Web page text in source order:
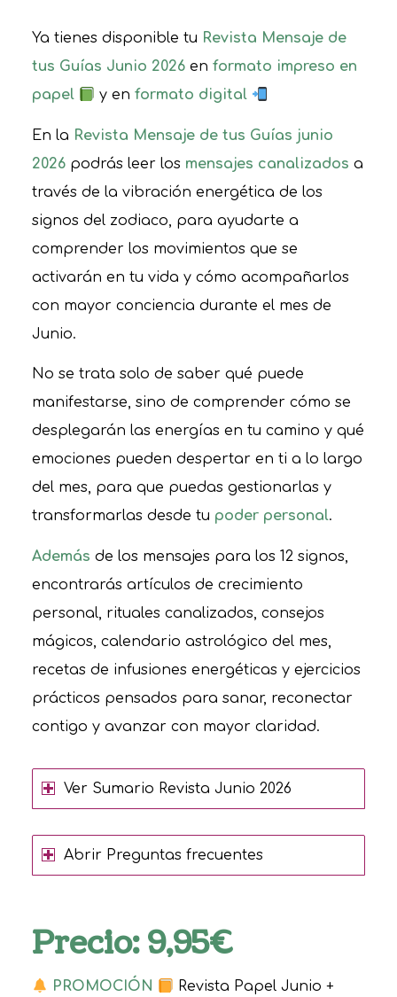
Ya tienes disponible tu Revista Mensaje de
tus Guías Junio 2026en formato impreso en
papel
y enformato digital
En la Revista Mensaje de tus Guías junio
2026podrás leer los mensajes canalizados a
través de la vibración energética de los
signos del zodiaco, para ayudarte a
comprender los movimientos que se
activarán en tu vida y cómo acompañarlos
con mayor conciencia durante el mes de
Junio.
No se trata solo de saber qué puede
manifestarse, sino de comprender cómo se
desplegarán las energías en tu camino y qué
emociones pueden despertar en ti a lo largo
del mes, para que puedas gestionarlas y
transformarlas desde tu poder personal.
Además de los mensajes para los 12 signos,
encontrarás artículos de crecimiento
personal, rituales canalizados, consejos
mágicos, calendario astrológico del mes,
recetas de infusiones energéticas y ejercicios
prácticos pensados para sanar, reconectar
contigo y avanzar con mayor claridad.
Ver Sumario Revista Junio 2026
Abrir Preguntas frecuentes
Precio: 9,95€
PROMOCIÓN
Revista Papel Junio +